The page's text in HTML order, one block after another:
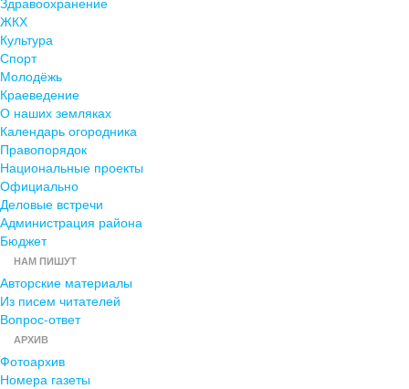
ЖКХ
Культура
Спорт
Молодёжь
Краеведение
О наших земляках
Календарь огородника
Правопорядок
Национальные проекты
Официально
Деловые встречи
Администрация района
Бюджет
НАМ ПИШУТ
Авторские материалы
Из писем читателей
Вопрос-ответ
АРХИВ
Фотоархив
Номера газеты